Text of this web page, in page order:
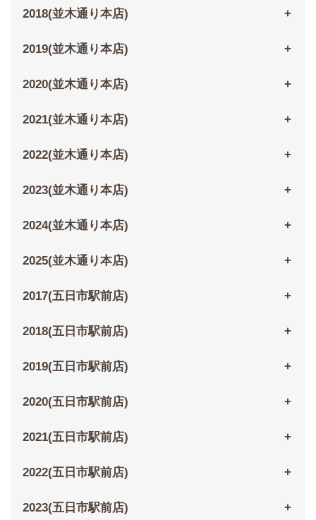
2018(並木通り本店)
2019(並木通り本店)
2020(並木通り本店)
2021(並木通り本店)
2022(並木通り本店)
2023(並木通り本店)
2024(並木通り本店)
2025(並木通り本店)
2017(五日市駅前店)
2018(五日市駅前店)
2019(五日市駅前店)
2020(五日市駅前店)
2021(五日市駅前店)
2022(五日市駅前店)
2023(五日市駅前店)